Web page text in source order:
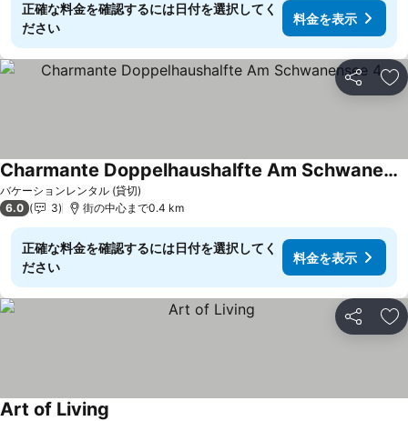
正確な料金を確認するには日付を選択してく
ださい
料金を表示
シェア お
バケーションレンタル (貸切)
Charmante Doppelhaushalfte Am Schwanensee 4
6.0 3 街の中心まで0.4 km
正確な料金を確認するには日付を選択してく
ださい
料金を表示
シェア お
Art of Living